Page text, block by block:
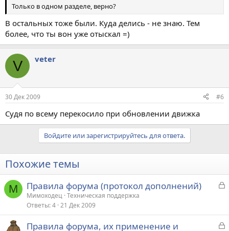
Только в одном разделе, верно?
В остальных тоже были. Куда делись - не знаю. Тем
более, что ты вон уже отыскал =)
V veter
30 Дек 2009 #6
Судя по всему перекосило при обновлении движка
Войдите или зарегистрируйтесь для ответа.
Похожие темы
М
З
р
Правила форума (протокол дополнений)
Мимоходец Техническая поддержка
Ответы 4 21 Дек 2009
З
Правила форума, их применение и